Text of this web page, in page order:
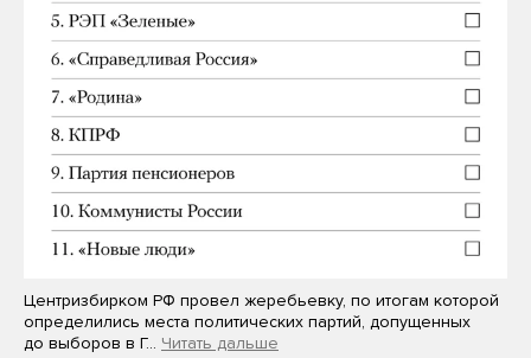
Центризбирком РФ провел жеребьевку, по итогам которой
определились места политических партий, допущенных
до выборов в Г… Читать дальше